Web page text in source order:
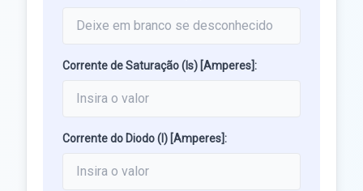
Corrente de Saturação (Is) [Amperes]:
Corrente do Diodo (I) [Amperes]: